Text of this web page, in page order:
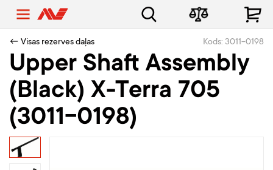
← Visas rezerves daļas Kods: 3011-0198
Upper Shaft Assembly
(Black) X-Terra 705
(3011-0198)